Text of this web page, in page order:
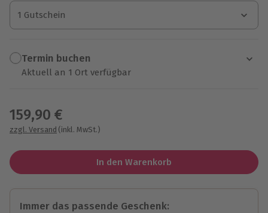
1 Gutschein
1 Gutschein
1 Gutschein
Termin buchen
Aktuell an 1 Ort verfügbar
159,90 €
zzgl. Versand (inkl. MwSt.)
In den Warenkorb
Immer das passende Geschenk: